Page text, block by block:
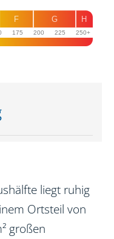
175 200 225 250+
H
G
F
liegt ruhig
Ortsteil von
großen